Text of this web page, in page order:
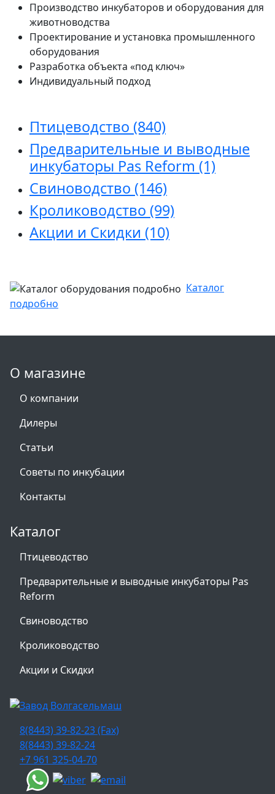
Производство инкубаторов и оборудования для
животноводства
Проектирование и установка промышленного
оборудования
Разработка объекта «под ключ»
Индивидуальный подход
Птицеводство (840)
Предварительные и выводные
инкубаторы Pas Reform (1)
Свиноводство (146)
Кролиководство (99)
Акции и Скидки (10)
Каталог
подробно
О магазине
О компании
Дилеры
Статьи
Советы по инкубации
Контакты
Каталог
Птицеводство
Предварительные и выводные инкубаторы Pas
Reform
Свиноводство
Кролиководство
Акции и Скидки
8(8443) 39-82-23 (Fax)
8(8443) 39-82-24
+7 961 325-04-70